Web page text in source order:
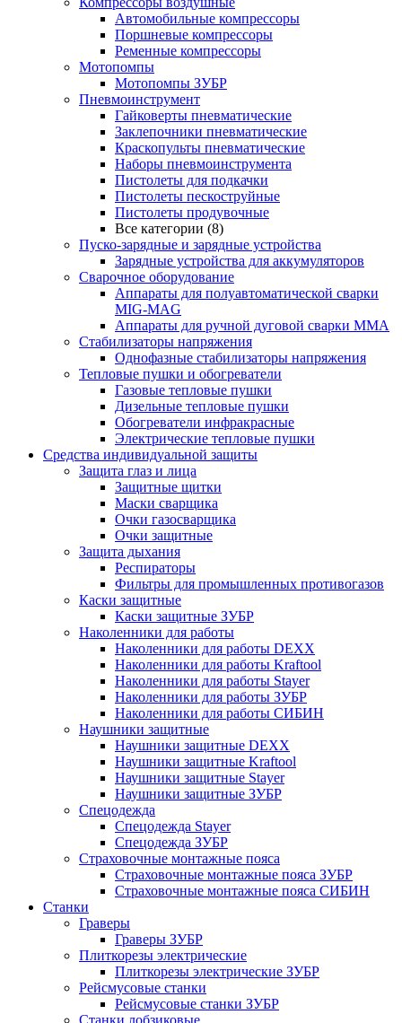
Автомобильные компрессоры
Поршневые компрессоры
Ременные компрессоры
Мотопомпы
Мотопомпы ЗУБР
Пневмоинструмент
Гайковерты пневматические
Заклепочники пневматические
Краскопульты пневматические
Наборы пневмоинструмента
Пистолеты для подкачки
Пистолеты пескоструйные
Пистолеты продувочные
Все категории (8)
Пуско-зарядные и зарядные устройства
Зарядные устройства для аккумуляторов
Сварочное оборудование
Аппараты для полуавтоматической сварки
MIG-MAG
Аппараты для ручной дуговой сварки MMA
Стабилизаторы напряжения
Однофазные стабилизаторы напряжения
Тепловые пушки и обогреватели
Газовые тепловые пушки
Дизельные тепловые пушки
Обогреватели инфракрасные
Электрические тепловые пушки
Средства индивидуальной защиты
Защита глаз и лица
Защитные щитки
Маски сварщика
Очки газосварщика
Очки защитные
Защита дыхания
Респираторы
Фильтры для промышленных противогазов
Каски защитные
Каски защитные ЗУБР
Наколенники для работы
Наколенники для работы DEXX
Наколенники для работы Kraftool
Наколенники для работы Stayer
Наколенники для работы ЗУБР
Наколенники для работы СИБИН
Наушники защитные
Наушники защитные DEXX
Наушники защитные Kraftool
Наушники защитные Stayer
Наушники защитные ЗУБР
Спецодежда
Спецодежда Stayer
Спецодежда ЗУБР
Страховочные монтажные пояса
Страховочные монтажные пояса ЗУБР
Страховочные монтажные пояса СИБИН
Станки
Граверы
Граверы ЗУБР
Плиткорезы электрические
Плиткорезы электрические ЗУБР
Рейсмусовые станки
Рейсмусовые станки ЗУБР
Станки лобзиковые